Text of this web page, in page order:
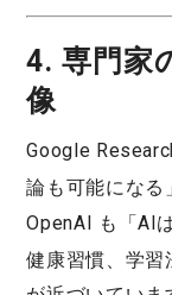
4. 専門家
像
Google
論も可能になる
OpenAI
も「AI
健康習慣、学習